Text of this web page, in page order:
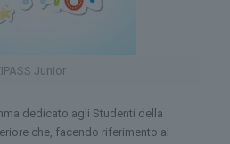
Junior
dedicato agli Studenti della
che, facendo riferimento al